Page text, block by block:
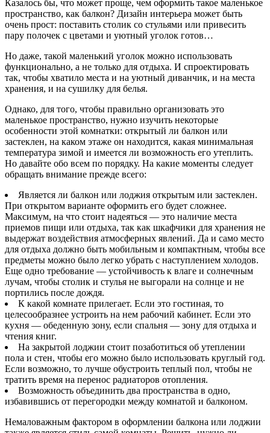
Казалось бы, что может проще, чем оформить такое маленькое
пространство, как балкон? Дизайн интерьера может быть
очень прост: поставить столик со стульями или привесить
пару полочек с цветами и уютный уголок готов…
Но даже, такой маленький уголок можно использовать
функционально, а не только для отдыха. И спроектировать
так, чтобы хватило места и на уютный диванчик, и на места
хранения, и на сушилку для белья.
Однако, для того, чтобы правильно организовать это
маленькое пространство, нужно изучить некоторые
особенности этой комнатки: открытый ли балкон или
застеклен, на каком этаже он находится, какая минимальная
температура зимой и имеется ли возможность его утеплить.
Но давайте обо всем по порядку. На какие моменты следует
обращать внимание прежде всего:
Является ли балкон или лоджия открытым или застеклен.
При открытом варианте оформить его будет сложнее.
Максимум, на что стоит надеяться — это наличие места
приемов пищи или отдыха, так как шкафчики для хранения не
выдержат воздействия атмосферных явлений. Да и само место
для отдыха должно быть мобильным и компактным, чтобы все
предметы можно было легко убрать с наступлением холодов.
Еще одно требование — устойчивость к влаге и солнечным
лучам, чтобы столик и стулья не выгорали на солнце и не
портились после дождя.
К какой комнате прилегает. Если это гостиная, то
целесообразнее устроить на нем рабочий кабинет. Если это
кухня — обеденную зону, если спальня — зону для отдыха и
чтения книг.
На закрытой лоджии стоит позаботиться об утеплении
пола и стен, чтобы его можно было использовать круглый год.
Если возможно, то лучше обустроить теплый пол, чтобы не
тратить время на перенос радиаторов отопления.
Возможность объединить два пространства в одно,
избавившись от перегородки между комнатой и балконом.
Немаловажным фактором в оформлении балкона или лоджии